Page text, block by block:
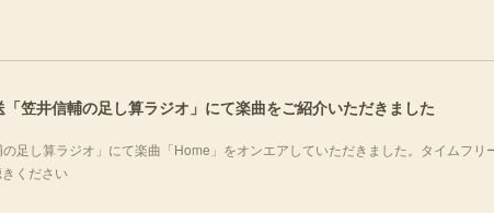
「笠井信輔の足し算ラジオ」にて楽曲をご紹介いただきました
足し算ラジオ」にて楽曲「Home」をオンエアしていただきました。タイムフリ
ください